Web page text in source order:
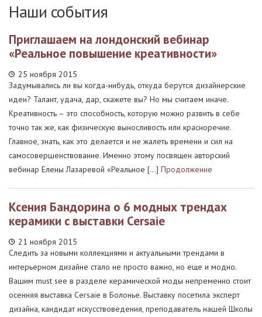
Наши события
Приглашаем на лондонский вебинар
«Реальное повышение креативности»
25 ноября 2015
Задумывались ли вы когда-нибудь, откуда берутся дизайнерские
идеи? Талант, удача, дар, скажете вы? Но мы считаем иначе.
Креативность – это способность, которую можно развить в себе
точно так же, как физическую выносливость или красноречие.
Главное, знать, как это делается и не жалеть времени и сил на
самосовершенствование. Именно этому посвящен авторский
вебинар Елены Лазаревой «Реальное […] Продолжение
Ксения Бандорина о 6 модных трендах
керамики с выставки Cersaie
21 ноября 2015
Следить за новыми коллекциями и актуальными трендами в
интерьерном дизайне стало не просто важно, но еще и модно.
Вашим must see в разделе керамической моды непременно стоит
осенняя выставка Cersaie в Болонье. Выставку посетила эксперт
дизайна, кандидат искусствоведения, преподаватель нашей Школы